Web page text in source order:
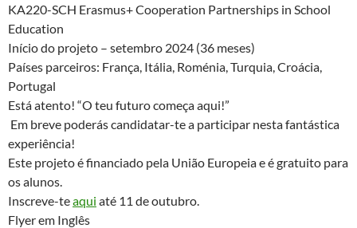
KA220-SCH Erasmus+ Cooperation Partnerships in School
Education
Início do projeto – setembro 2024 (36 meses)
Países parceiros: França, Itália, Roménia, Turquia, Croácia,
Portugal
Está atento! “O teu futuro começa aqui!”
Em breve poderás candidatar-te a participar nesta fantástica
experiência!
Este projeto é financiado pela União Europeia e é gratuito para
os alunos.
Inscreve-teaqui até 11 de outubro.
Flyer em Inglês